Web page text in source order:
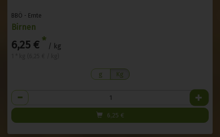
BBÖ - Ernte
Birnen
6,25 € * / kg
g Kg
Anzahl
6,25 €